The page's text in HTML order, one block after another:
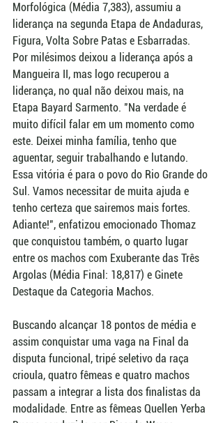
Morfológica (Média 7,383), assumiu a
liderança na segunda Etapa de Andaduras,
Figura, Volta Sobre Patas e Esbarradas.
Por milésimos deixou a liderança após a
Mangueira II, mas logo recuperou a
liderança, no qual não deixou mais, na
Etapa Bayard Sarmento. "Na verdade é
muito difícil falar em um momento como
este. Deixei minha família, tenho que
aguentar, seguir trabalhando e lutando.
Essa vitória é para o povo do Rio Grande do
Sul. Vamos necessitar de muita ajuda e
tenho certeza que sairemos mais fortes.
Adiante!", enfatizou emocionado Thomaz
que conquistou também, o quarto lugar
entre os machos com Exuberante das Três
Argolas (Média Final: 18,817) e Ginete
Destaque da Categoria Machos.
Buscando alcançar 18 pontos de média e
assim conquistar uma vaga na Final da
disputa funcional, tripé seletivo da raça
crioula, quatro fêmeas e quatro machos
passam a integrar a lista dos finalistas da
modalidade. Entre as fêmeas Quellen Yerba